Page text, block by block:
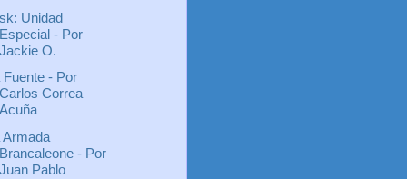
Unidad
- Por
O.
Fuente - Por
Correa
Armada
- Por
Pablo